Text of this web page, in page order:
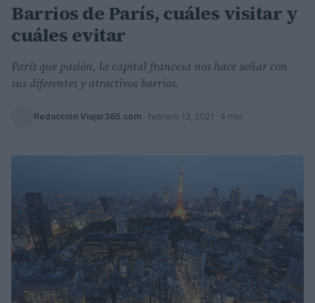
Barrios de París, cuáles visitar y
cuáles evitar
París que pasión, la capital francesa nos hace soñar con
sus diferentes y atractivos barrios.
Redacción Viajar365.com · febrero 13, 2021 · 4 min